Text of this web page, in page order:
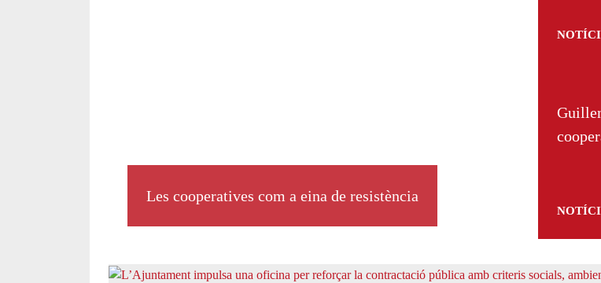
Les cooperatives com a eina de resistència